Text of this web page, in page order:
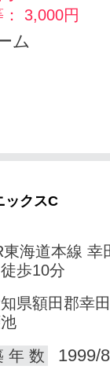
3,000円
ム
ックスC
東海道本線 幸
歩10分
県額田郡幸
年 数
1999/